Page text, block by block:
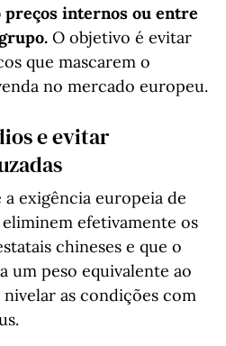
preços internos ou entre
O objetivo é evitar
que mascarem o
no mercado europeu.
e evitar
exigência europeia de
efetivamente os
chineses e que o
um peso equivalente ao
as condições com